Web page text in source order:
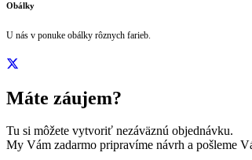
Obálky
U nás v ponuke obálky rôznych farieb.
Máte záujem?
Tu si môžete vytvoriť nezáväznú objednávku.
My Vám zadarmo pripravíme návrh a pošleme